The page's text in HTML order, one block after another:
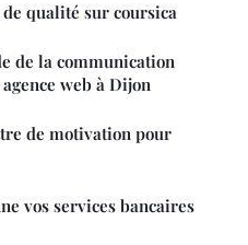
qualité sur coursica
de la communication
web à Dijon
de motivation pour
vos services bancaires